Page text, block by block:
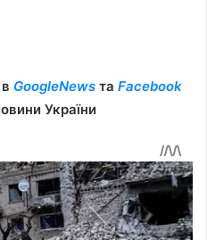
GoogleNews та Facebook
України